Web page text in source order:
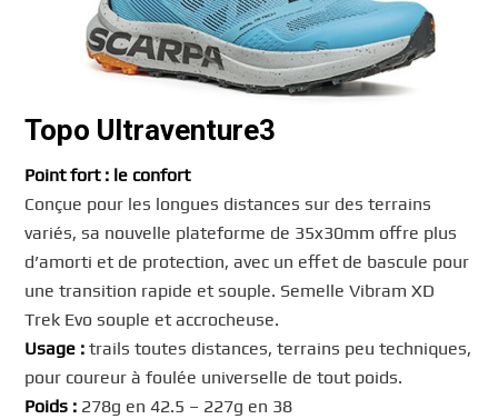
Topo Ultraventure3
Point fort : le confort
Conçue pour les longues distances sur des terrains
variés, sa nouvelle plateforme de 35x30mm offre plus
d’amorti et de protection, avec un effet de bascule pour
une transition rapide et souple. Semelle Vibram XD
Trek Evo souple et accrocheuse.
Usage :trails toutes distances, terrains peu techniques,
pour coureur à foulée universelle de tout poids.
Poids : 278g en 42.5 – 227g en 38